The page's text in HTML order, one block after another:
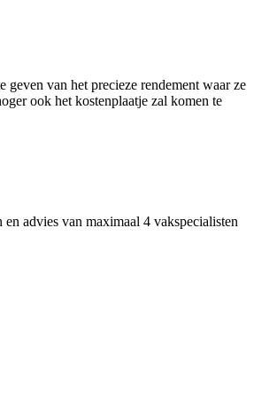
van het precieze rendement waar ze
ook het kostenplaatje zal komen te
advies van maximaal 4 vakspecialisten